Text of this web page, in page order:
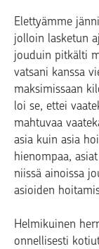
Elettyämme
jolloin lasketun
jouduin pitkälti
vatsani kanssa
maksimissaan
loi se, ettei
mahtuvaa
asia kuin asia
hienompaa,
niissä ainoissa
asioiden
Helmikuinen
onnellisesti